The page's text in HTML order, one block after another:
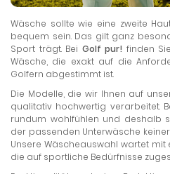
Wäsche sollte wie eine zweite
bequem sein. Das gilt ganz
Sport trägt. Bei Golf pur! finden
Wäsche, die exakt auf die
Golfern abgestimmt ist.
Die Modelle, die wir Ihnen auf
qualitativ hochwertig verarbeitet.
rundum wohlfühlen und deshalb
der passenden Unterwäsche
Unsere Wäscheauswahl wartet
die auf sportliche Bedürfnisse